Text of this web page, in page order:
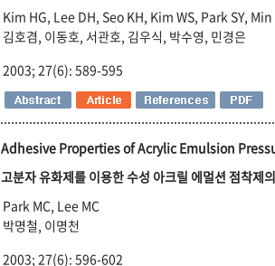
Kim HG, Lee DH, Seo KH, Kim WS, Park SY, Min
김호겸, 이동호, 서관호, 김우식, 박수영, 민경은
2003; 27(6): 589-595
Adhesive Properties of Acrylic Emulsion
고분자 유화제를 이용한 수성 아크릴 에멀션 점착제
Park MC, Lee MC
박명철, 이명천
2003; 27(6): 596-602